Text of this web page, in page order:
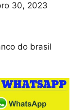
30, 2023
do brasil